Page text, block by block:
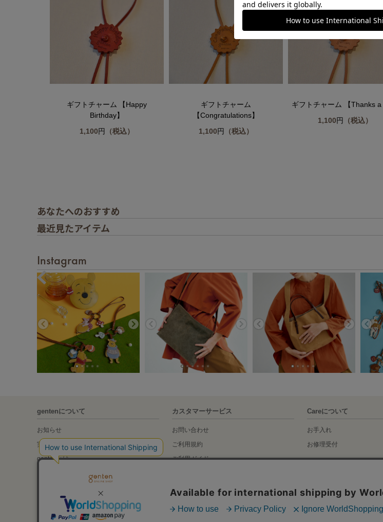
ギフトチャーム 【Happy
Birthday】
1,100円 （税込）
ギフトチャーム
【Congratulations】
1,100円 （税込）
ギフトチャーム 【Thanks a
1,100円 （税込）
あなたへのおすすめ
最近見たアイテム
Instagram
gentenについて
お知らせ
実店舗の紹介
gentenとは
gentenの素材について
カスタマーサービス
お問い合わせ
ご利用規約
ご利用ガイド
特定商取引法に基づく表記
Careについて
お手入れ
お修理受付